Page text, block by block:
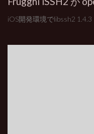
iOS開発環境でlibssh2 1.4.3